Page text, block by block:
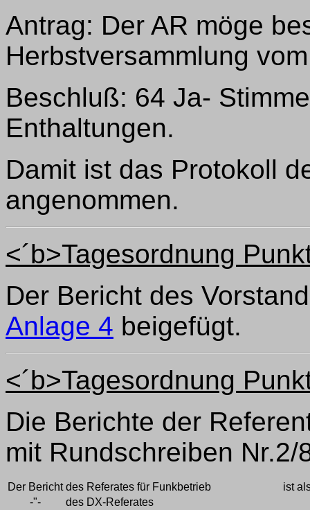
Antrag: Der AR möge
Herbstversammlung
Beschluß: 64 Ja-
Enthaltungen.
Damit ist das Protokoll
angenommen.
<´b>Tagesordnung
Der Bericht des
Anlage 4 beigefügt.
<´b>Tagesordnung
Die Berichte der
mit Rundschreiben
Der Bericht des Referates für Funkbetrieb
ist
-"-
des DX-Referates